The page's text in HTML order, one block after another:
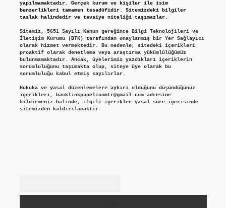
yapılmamaktadır. Gerçek kurum ve kişiler ile isim
benzerlikleri tamamen tesadüfidir. Sitemizdeki bilgiler
taslak halindedir ve tavsiye niteliği taşımazlar.
Sitemiz, 5651 Sayılı Kanun gereğince Bilgi Teknolojileri ve
İletişim Kurumu (BTK) tarafından onaylanmış bir Yer Sağlayıcı
olarak hizmet vermektedir. Bu nedenle, sitedeki içerikleri
proaktif olarak denetleme veya araştırma yükümlülüğümüz
bulunmamaktadır. Ancak, üyelerimiz yazdıkları içeriklerin
sorumluluğunu taşımakta olup, siteye üye olarak bu
sorumluluğu kabul etmiş sayılırlar.
Hukuka ve yasal düzenlemelere aykırı olduğunu düşündüğünüz
içerikleri, backlinkpanelicomtr@gmail.comadresine
bildirmeniz halinde, ilgili içerikler yasal süre içerisinde
sitemizden kaldırılacaktır.